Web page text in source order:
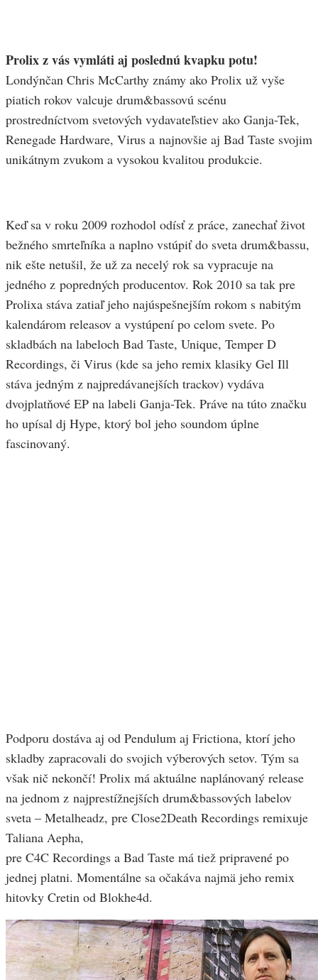
Prolix z vás vymláti aj poslednú kvapku potu!
Londýnčan Chris McCarthy známy ako Prolix už vyše
piatich rokov valcuje drum&bassovú scénu
prostredníctvom svetových vydavateľstiev ako Ganja-Tek,
Renegade Hardware, Virus a najnovšie aj Bad Taste svojim
unikátnym zvukom a vysokou kvalitou produkcie.
Keď sa v roku 2009 rozhodol odísť z práce, zanechať život
bežného smrteľníka a naplno vstúpiť do sveta drum&bassu,
nik ešte netušil, že už za necelý rok sa vypracuje na
jedného z popredných producentov. Rok 2010 sa tak pre
Prolixa stáva zatiaľ jeho najúspešnejším rokom s nabitým
kalendárom releasov a vystúpení po celom svete. Po
skladbách na labeloch Bad Taste, Unique, Temper D
Recordings, či Virus (kde sa jeho remix klasiky Gel Ill
stáva jedným z najpredávanejších trackov) vydáva
dvojplatňové EP na labeli Ganja-Tek. Práve na túto značku
ho upísal dj Hype, ktorý bol jeho soundom úplne
fascinovaný.
Podporu dostáva aj od Pendulum aj Frictiona, ktorí jeho
skladby zapracovali do svojich výberových setov. Tým sa
však nič nekončí! Prolix má aktuálne naplánovaný release
na jednom z najprestížnejších drum&bassových labelov
sveta – Metalheadz, pre Close2Death Recordings remixuje
Taliana Aepha,
pre C4C Recordings a Bad Taste má tiež pripravené po
jednej platni. Momentálne sa očakáva najmä jeho remix
hitovky Cretin od Blokhe4d.